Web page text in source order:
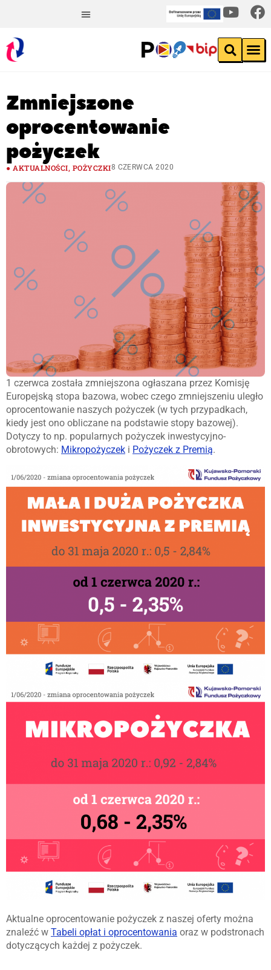
Zmniejszone
oprocentowanie
pożyczek
AKTUALNOŚCI, POŻYCZKI8 CZERWCA 2020
1 czerwca została zmniejszona ogłaszana przez Komisję
Europejską stopa bazowa, wobec czego zmniejszeniu uległo
oprocentowanie naszych pożyczek (w tych przypadkach,
kiedy jest ono obliczane na podstawie stopy bazowej).
Dotyczy to np. popularnych pożyczek inwestycyjno-
obrotowych: Mikropożyczek i Pożyczek z Premią.
Aktualne oprocentowanie pożyczek z naszej oferty można
znaleźć w Tabeli opłat i oprocentowania oraz w podstronach
dotyczących każdej z pożyczek.